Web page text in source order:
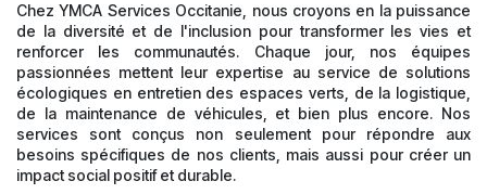
Chez YMCA Services Occitanie, nous croyons en la puissance
de la diversité et de l'inclusion pour transformer les vies et
renforcer les communautés. Chaque jour, nos équipes
passionnées mettent leur expertise au service de solutions
écologiques en entretien des espaces verts, de la logistique,
de la maintenance de véhicules, et bien plus encore. Nos
services sont conçus non seulement pour répondre aux
besoins spécifiques de nos clients, mais aussi pour créer un
impact social positif et durable.